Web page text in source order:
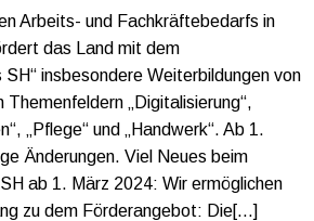
Arbeits- und Fachkräftebedarfs in
das Land mit dem
SH“ insbesondere Weiterbildungen von
„Digitalisierung“,
„Pflege“ und „Handwerk“. Ab 1.
Änderungen. Viel Neues beim
ab 1. März 2024: Wir ermöglichen
zu dem Förderangebot: Die[…]